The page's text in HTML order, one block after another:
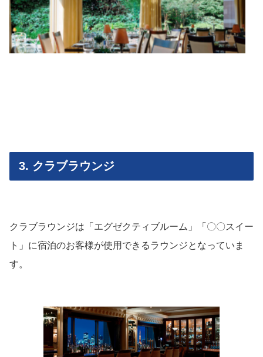
3. クラブラウンジ
クラブラウンジは「エグゼクティブルーム」「〇〇スイー
ト」に宿泊のお客様が使用できるラウンジとなっていま
す。